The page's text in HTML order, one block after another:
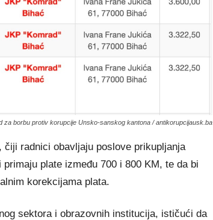
za borbu protiv korupcije Unsko-sanskog kantona / antikorupcijausk.ba
čiji radnici obavljaju poslove prikupljanja
plate između 700 i 800 KM, te da bi
korekcijama plata.
sektora i obrazovnih institucija, ističući da